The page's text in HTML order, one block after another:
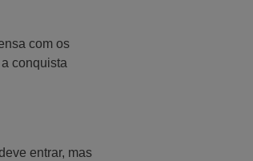
com os
conquista
entrar, mas